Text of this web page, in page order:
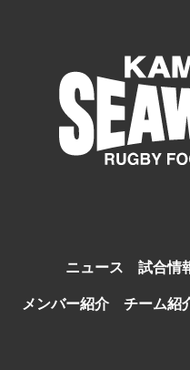
ニュース 試合情
メンバー紹介
チーム紹